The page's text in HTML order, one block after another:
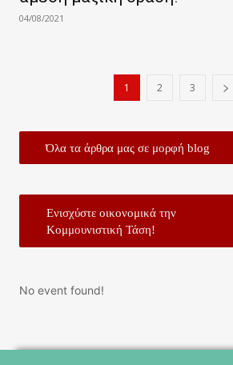
04/08/2021
1 2 3
Όλα τα άρθρα μας σε μορφή blog
Ενισχύστε οικονομικά την
Κομμουνιστική Τάση!
No event found!